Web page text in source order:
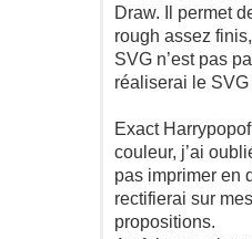
Draw. Il permet
rough assez
SVG n’est pas
réaliserai le
Exact
couleur, j’ai
pas imprimer en
rectifierai sur
propositions.